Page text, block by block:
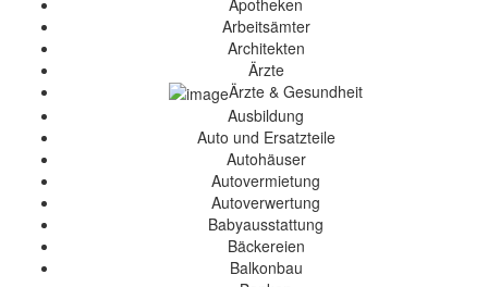
Arbeitsämter
Architekten
Ärzte
Ärzte & Gesundheit
Ausbildung
Auto und Ersatzteile
Autohäuser
Autovermietung
Autoverwertung
Babyausstattung
Bäckereien
Balkonbau